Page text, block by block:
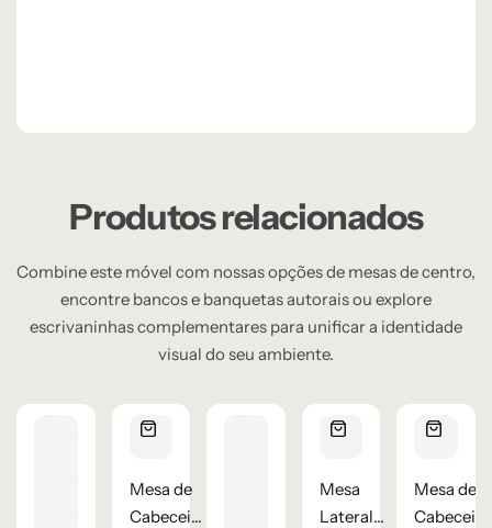
Produtos relacionados
Combine este móvel com nossas opções de mesas de centro,
encontre bancos e banquetas autorais ou explore
escrivaninhas complementares para unificar a identidade
visual do seu ambiente.
Mesa de
Cabeceira
Mesa
Lateral
Mesa de
Cabeceira